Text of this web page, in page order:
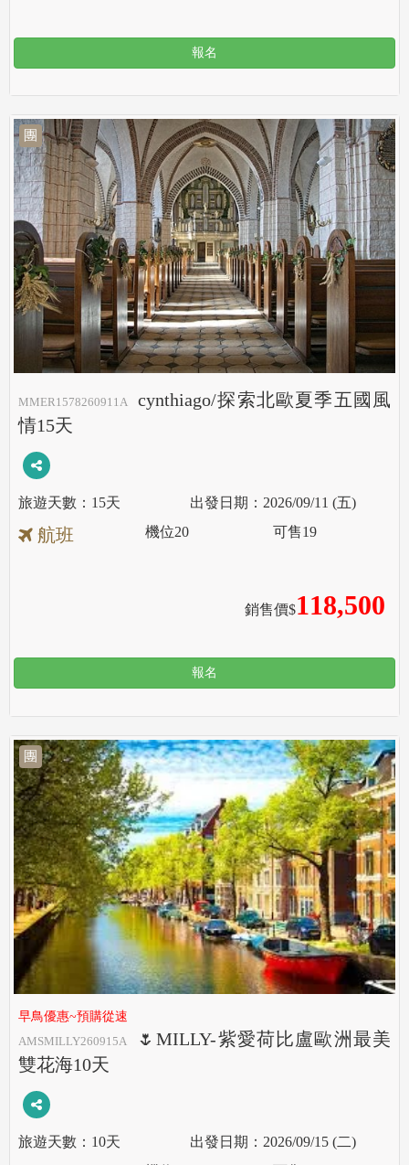
報名
團
MMER1578260911A
cynthiago/探索北歐夏季五國風
情15天
15天 2026/09/11 (五)
航班
銷售價$118,500
機位20 可售19
報名
團
早鳥優惠~預購從速
AMSMILLY260915A
🌷MILLY-紫愛荷比盧歐洲最美
雙花海10天
10天 2026/09/15 (二)